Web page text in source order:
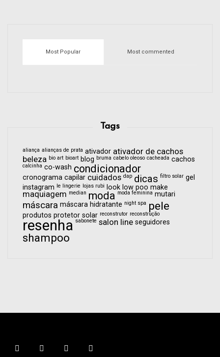
Most Popular Most commented
Tags
aliança alianças de prata ativador ativador de cachos
beleza bio art bioart blog bruma cabelo oleoso cacheada cachos
calcinha co-wash condicionador
cronograma capilar cuidados dap dicas filtro solar gel
instagram le lingerie lojas rubi look low poo make
maquiagem median moda moda feminina mutari
máscara máscara hidratante night spa pele
produtos protetor solar reconstrutor reconstrução
resenha sabonete salon line seguidores
shampoo